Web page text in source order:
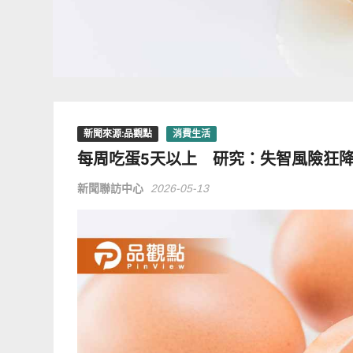
新聞來源:品觀點 消費生活
每周吃蛋5天以上 研究：失智風險狂
新聞聯訪中心 2026-05-13